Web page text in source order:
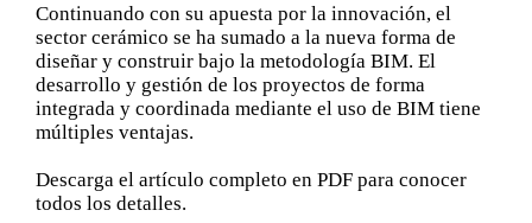
Continuando con su apuesta por la innovación, el
sector cerámico se ha sumado a la nueva forma de
diseñar y construir bajo la metodología BIM. El
desarrollo y gestión de los proyectos de forma
integrada y coordinada mediante el uso de BIM tiene
múltiples ventajas.
Descarga el artículo completo en PDF para conocer
todos los detalles.